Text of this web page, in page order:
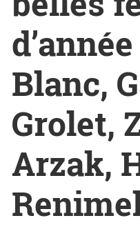
Blanc,
Grolet,
Arzak,